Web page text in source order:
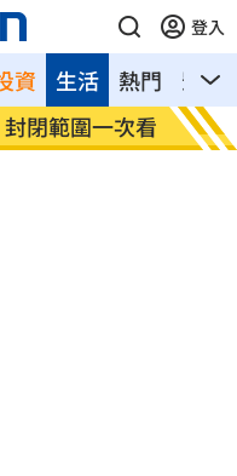
登入
資 熱門 影音
生活
閉範圍一次看 林庭